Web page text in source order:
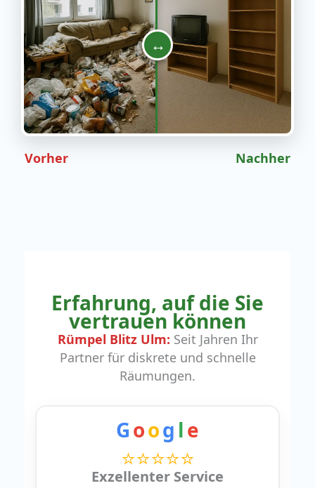
↔
Vorher Nachher
Erfahrung, auf die Sie
vertrauen können
Rümpel Blitz Ulm: Seit Jahren Ihr
Partner für diskrete und schnelle
Räumungen.
Goog le
⭐⭐⭐⭐⭐
Exzellenter Service